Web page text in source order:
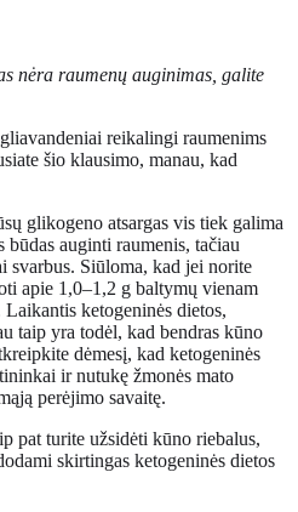
nėra raumenų auginimas, galite
reikalingi raumenims
šio klausimo, manau, kad
glikogeno atsargas vis tiek galima
auginti raumenis, tačiau
svarbus. Siūloma, kad jei norite
apie 1,0–1,2 g baltymų vienam
ketogeninės dietos,
taip yra todėl, kad bendras kūno
dėmesį, kad ketogeninės
ir nutukę žmonės mato
perėjimo savaitę.
pat turite užsidėti kūno riebalus,
skirtingas ketogeninės dietos